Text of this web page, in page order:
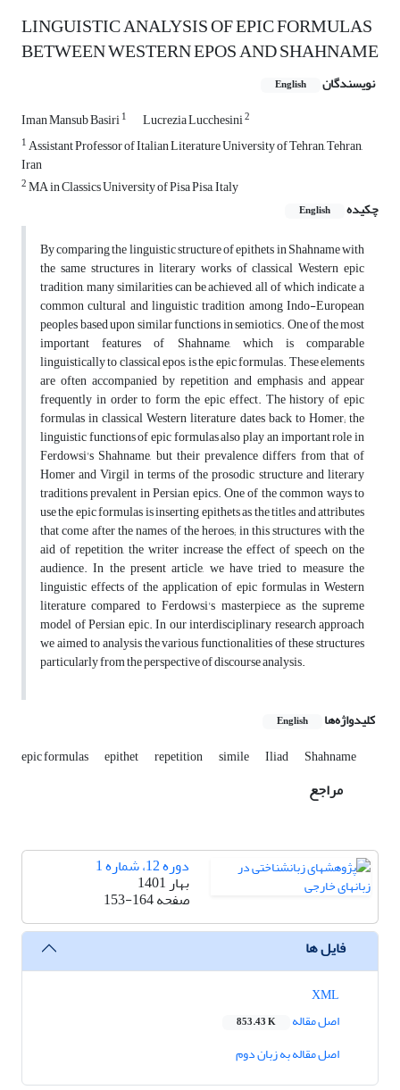
LINGUISTIC ANALYSIS OF EPIC FORMULAS
BETWEEN WESTERN EPOS AND SHAHNAME
نویسندگان English
Iman Mansub Basiri1 Lucrezia Lucchesini2
1Assistant Professor of Italian Literature University of Tehran, Tehran,
Iran
2MA in Classics University of Pisa Pisa, Italy
چکیده
English
By comparing the linguistic structure of epithets in Shahname with
the same structures in literary works of classical Western epic
tradition, many similarities can be achieved, all of which indicate a
common cultural and linguistic tradition among Indo-European
peoples based upon similar functions in semiotics. One of the most
important features of Shahname, which is comparable
linguistically to classical epos, is the epic formulas. These elements
are often accompanied by repetition and emphasis and appear
frequently in order to form the epic effect. The history of epic
formulas in classical Western literature dates back to Homer; the
linguistic functions of epic formulas also play an important role in
Ferdowsi's Shahname, but their prevalence differs from that of
Homer and Virgil in terms of the prosodic structure and literary
traditions prevalent in Persian epics. One of the common ways to
use the epic formulas is inserting epithets as the titles and attributes
that come after the names of the heroes; in this structures with the
aid of repetition, the writer increase the effect of speech on the
audience. In the present article, we have tried to measure the
linguistic effects of the application of epic formulas in Western
literature compared to Ferdowsi's masterpiece as the supreme
model of Persian epic. In our interdisciplinary research approach
we aimed to analysis the various functionalities of these structures
particularly from the perspective of discourse analysis.
کلیدواژه‌ها English
epic formulas epithet repetition simile Iliad Shahname
مراجع
دوره 12، شماره 1
بهار 1401
صفحه153-164
فایل ها
اصل مقاله
853.43 K
اصل مقاله به زبان دوم